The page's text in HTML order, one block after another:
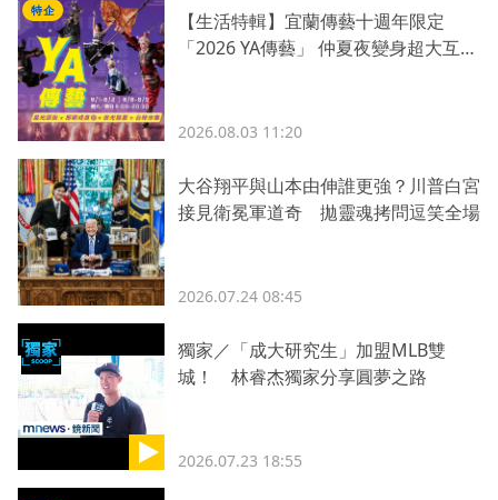
特企
【生活特輯】宜蘭傳藝十週年限定
「2026 YA傳藝」 仲夏夜變身超大互動
2026.08.03 11:20
大谷翔平與山本由伸誰更強？川普白宮
接見衛冕軍道奇 拋靈魂拷問逗笑全場
2026.07.24 08:45
獨家／「成大研究生」加盟MLB雙
城！ 林睿杰獨家分享圓夢之路
2026.07.23 18:55